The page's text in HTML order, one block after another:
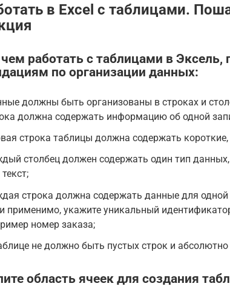
в Excel с таблицами.
работать с таблицами в Эксель,
по организации данных:
должны быть организованы в строках и
должна содержать информацию об одной
строка таблицы должна содержать
столбец должен содержать один тип
строка должна содержать данные для одной
применимо, укажите уникальный
номер заказа;
не должно быть пустых строк и абсолютно
область ячеек для создания